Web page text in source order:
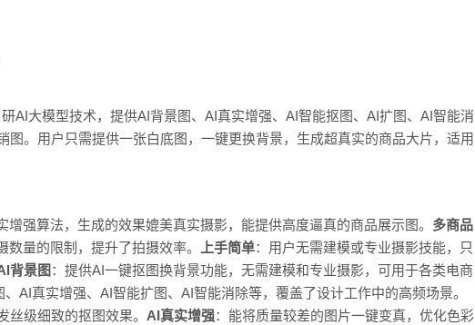
AI大模型技术，提供AI背景图、AI真实增强、AI智能抠图、AI扩图、AI智能消
。用户只需提供一张白底图，一键更换背景，生成超真实的商品大片，适用
强算法，生成的效果媲美真实摄影，能提供高度逼真的商品展示图。 多商品
量的限制，提升了拍摄效率。 上手简单：用户无需建模或专业摄影技能，只
背景图 ：提供AI一键抠图换背景功能，无需建模和专业摄影，可用于各类电商
、AI真实增强、AI智能扩图、AI智能消除等，覆盖了设计工作中的高频场景。
级细致的抠图效果。 AI真实增强：能将质量较差的图片一键变真，优化色彩